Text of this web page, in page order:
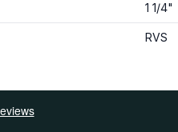
1 1/4"
RVS